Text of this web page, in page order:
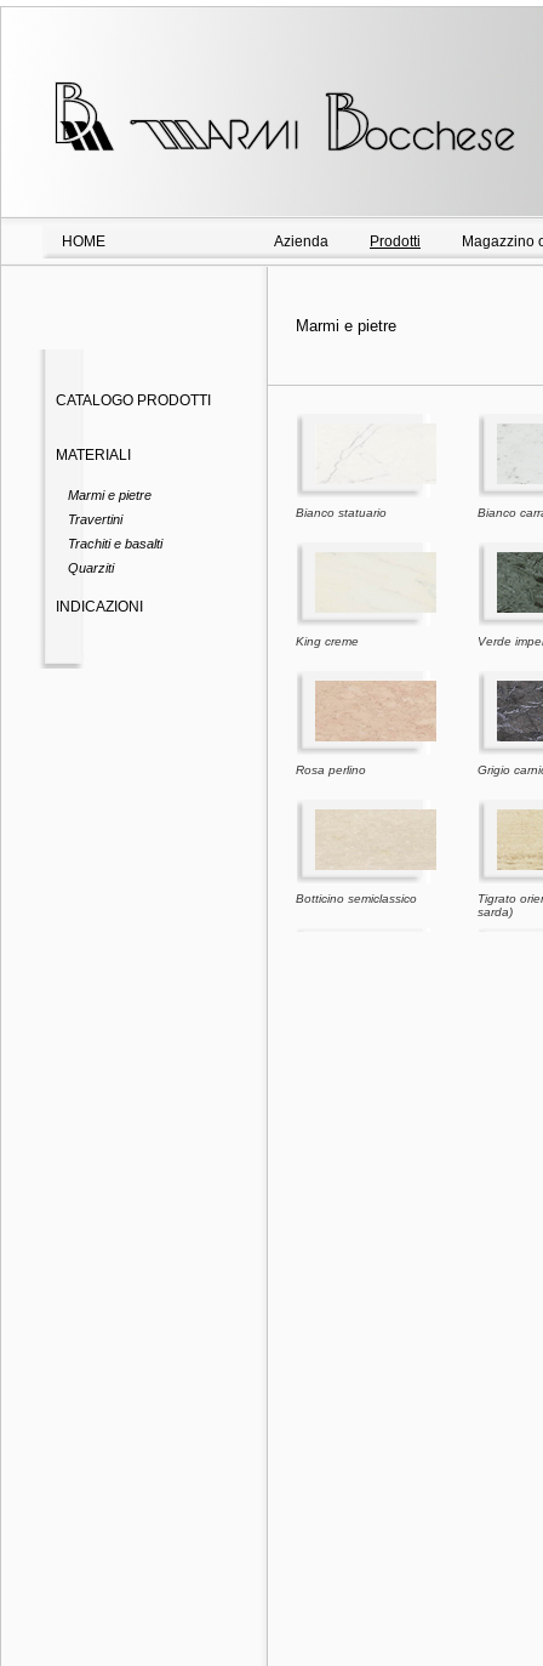
HOME Azienda Prodotti Magazzino
CATALOGO PRODOTTI
MATERIALI
Marmi e pietre
Travertini
Trachiti e basalti
Quarziti
INDICAZIONI
Marmi e pietre
Bianco statuario Bianco
King creme Verde
Rosa perlino Grigio
Botticino semiclassico
Tigrato
sarda)